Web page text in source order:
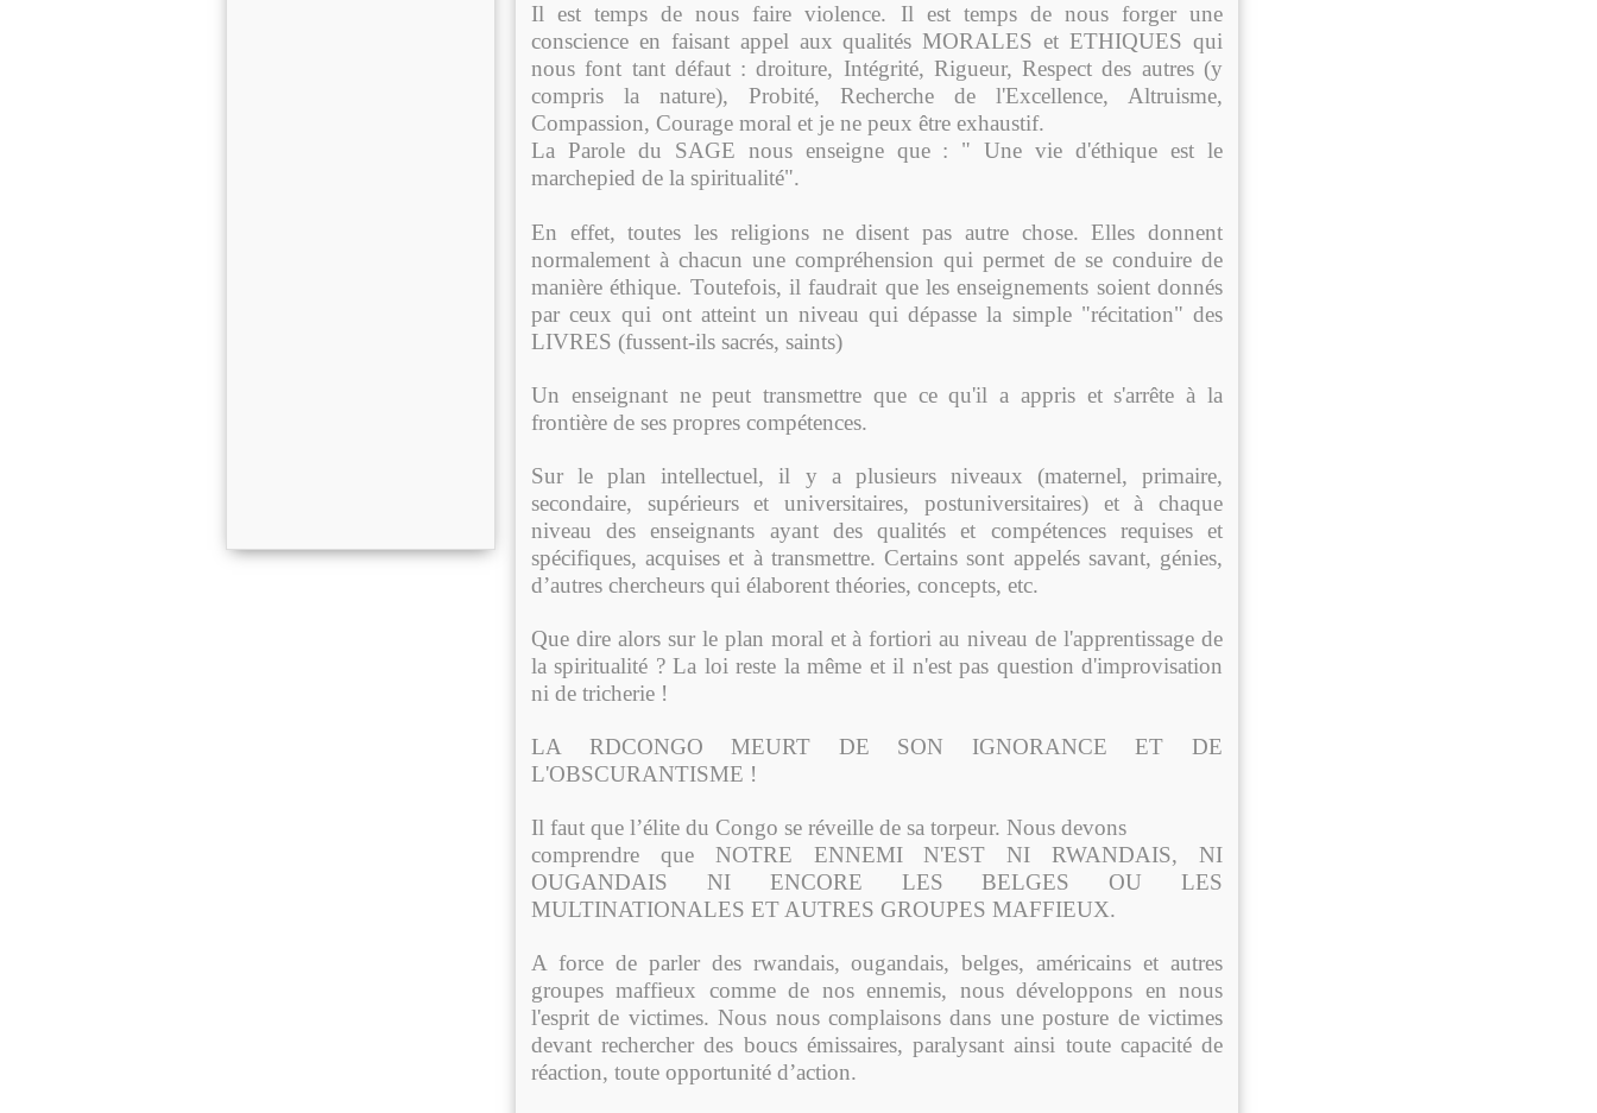
Il est temps de nous faire violence. Il est temps de nous forger une
conscience en faisant appel aux qualités MORALES et ETHIQUES qui
nous font tant défaut : droiture, Intégrité, Rigueur, Respect des autres (y
compris la nature), Probité, Recherche de l'Excellence, Altruisme,
Compassion, Courage moral et je ne peux être exhaustif.
La Parole du SAGE nous enseigne que : " Une vie d'éthique est le
marchepied de la spiritualité".
En effet, toutes les religions ne disent pas autre chose. Elles donnent
normalement à chacun une compréhension qui permet de se conduire de
manière éthique. Toutefois, il faudrait que les enseignements soient donnés
par ceux qui ont atteint un niveau qui dépasse la simple "récitation" des
LIVRES (fussent-ils sacrés, saints)
Un enseignant ne peut transmettre que ce qu'il a appris et s'arrête à la
frontière de ses propres compétences.
Sur le plan intellectuel, il y a plusieurs niveaux (maternel, primaire,
secondaire, supérieurs et universitaires, postuniversitaires) et à chaque
niveau des enseignants ayant des qualités et compétences requises et
spécifiques, acquises et à transmettre. Certains sont appelés savant, génies,
d’autres chercheurs qui élaborent théories, concepts, etc.
Que dire alors sur le plan moral et à fortiori au niveau de l'apprentissage de
la spiritualité ? La loi reste la même et il n'est pas question d'improvisation
ni de tricherie !
LA RDCONGO MEURT DE SON IGNORANCE ET DE
L'OBSCURANTISME !
Il faut que l’élite du Congo se réveille de sa torpeur. Nous devons
comprendre que NOTRE ENNEMI N'EST NI RWANDAIS, NI
OUGANDAIS NI ENCORE LES BELGES OU LES
MULTINATIONALES ET AUTRES GROUPES MAFFIEUX.
A force de parler des rwandais, ougandais, belges, américains et autres
groupes maffieux comme de nos ennemis, nous développons en nous
l'esprit de victimes. Nous nous complaisons dans une posture de victimes
devant rechercher des boucs émissaires, paralysant ainsi toute capacité de
réaction, toute opportunité d’action.